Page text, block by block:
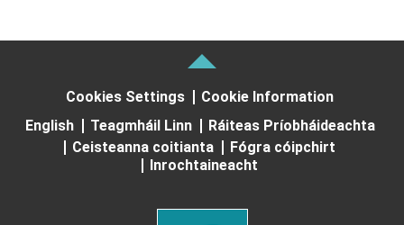
Cookies Settings
Cookie Information
English
Teagmháil Linn
Ráiteas Príobháideachta
Ceisteanna coitianta
Fógra cóipchirt
Inrochtaineacht